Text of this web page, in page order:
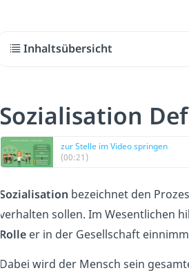
Inhaltsübersicht
Sozialisation
zur Stelle im Video springen
(00:21)
Sozialisation bezeichnet den
verhalten sollen. Im Wesentlichen
Rolleer in der Gesellschaft
Dabei wird der Mensch sein